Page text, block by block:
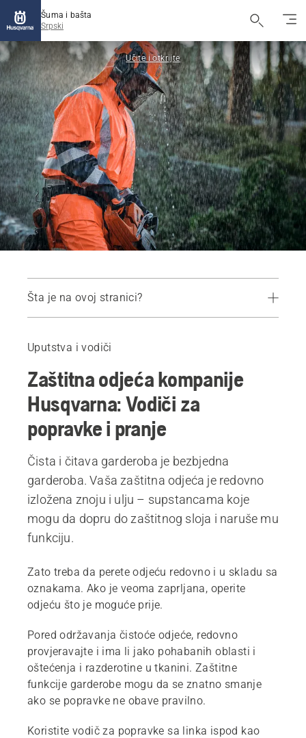
Šuma i bašta
Srpski
Učite i otkrijte
Šta je na ovoj stranici?
Uputstva i vodiči
Zaštitna odjeća kompanije
Husqvarna: Vodiči za
popravke i pranje
Čista i čitava garderoba je bezbjedna
garderoba. Vaša zaštitna odjeća je redovno
izložena znoju i ulju – supstancama koje
mogu da dopru do zaštitnog sloja i naruše mu
funkciju.
Zato treba da perete odjeću redovno i u skladu sa
oznakama. Ako je veoma zaprljana, operite
odjeću što je moguće prije.
Pored održavanja čistoće odjeće, redovno
provjeravajte i ima li jako pohabanih oblasti i
oštećenja i razderotine u tkanini. Zaštitne
funkcije garderobe mogu da se znatno smanje
ako se popravke ne obave pravilno.
Koristite vodič za popravke sa linka ispod kao